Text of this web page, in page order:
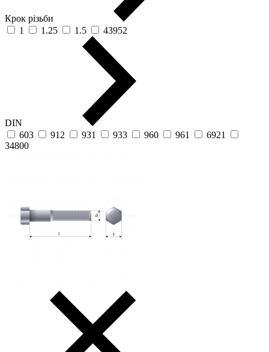
Крок різьби
1
1.25 1.5 43952
DIN
603
912 931 933 960 961
6921
34800